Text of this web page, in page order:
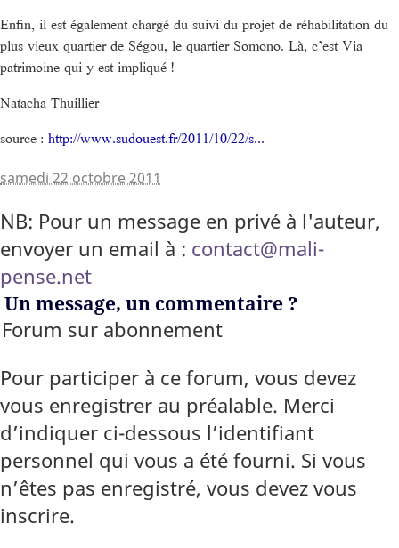
Enfin, il est également chargé du suivi du projet de réhabilitation du
plus vieux quartier de Ségou, le quartier Somono. Là, c’est Via
patrimoine qui y est impliqué !
Natacha Thuillier
source : http://www.sudouest.fr/2011/10/22/s...
samedi 22 octobre 2011
NB: Pour un message en privé à l'auteur,
envoyer un email à : contact@mali-
pense.net
Un message, un commentaire ?
Forum sur abonnement
Pour participer à ce forum, vous devez
vous enregistrer au préalable. Merci
d’indiquer ci-dessous l’identifiant
personnel qui vous a été fourni. Si vous
n’êtes pas enregistré, vous devez vous
inscrire.